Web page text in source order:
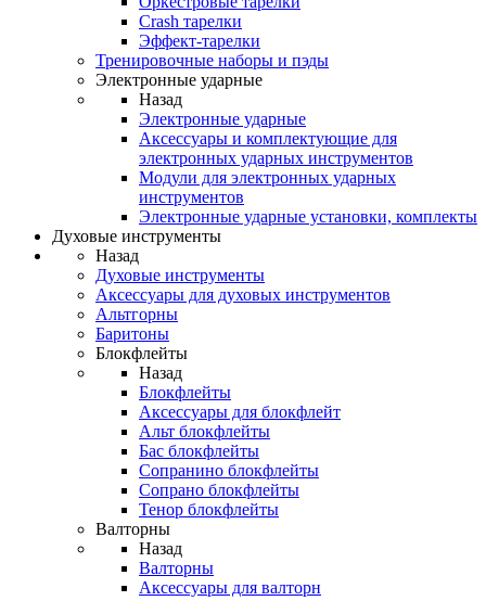
Сrash тарелки
Эффект-тарелки
Тренировочные наборы и пэды
Электронные ударные
Назад
Электронные ударные
Аксессуары и комплектующие для
электронных ударных инструментов
Модули для электронных ударных
инструментов
Электронные ударные установки, комплекты
Духовые инструменты
Назад
Духовые инструменты
Аксессуары для духовых инструментов
Альтгорны
Баритоны
Блокфлейты
Назад
Блокфлейты
Аксессуары для блокфлейт
Альт блокфлейты
Бас блокфлейты
Сопранино блокфлейты
Сопрано блокфлейты
Тенор блокфлейты
Валторны
Назад
Валторны
Аксессуары для валторн